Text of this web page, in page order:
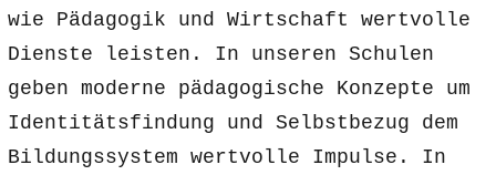
wie Pädagogik und Wirtschaft wertvolle
Dienste leisten. In unseren Schulen
geben moderne pädagogische Konzepte um
Identitätsfindung und Selbstbezug dem
Bildungssystem wertvolle Impulse. In